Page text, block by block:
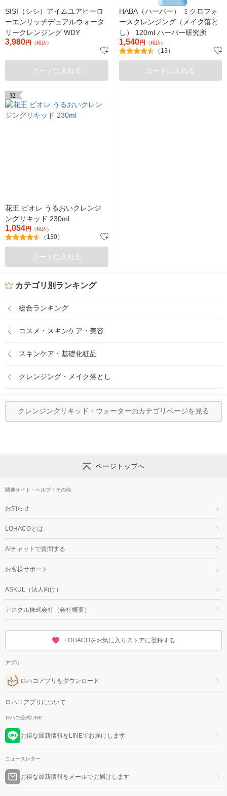
SISI（シシ）アイムユアヒーロ
ーエンリッチデュアルウォータ
リークレンジング WDY
3,980円 （税込）
カートに入れる
HABA（ハーバー） ミクロフォ
ースクレンジング（メイク落と
し） 120ml ハーバー研究所
1,540円 （税込）
（13）
カートに入れる
32
花王 ビオレ うるおいクレンジ
ングリキッド 230ml
1,054円 （税込）
（130）
カートに入れる
カテゴリ別ランキング
総合ランキング
コスメ・スキンケア・美容
スキンケア・基礎化粧品
クレンジング・メイク落とし
クレンジングリキッド・ウォーターのカテゴリページを見る
ページトップへ
関連サイト・ヘルプ・その他
お知らせ
LOHACOとは
AIチャットで質問する
お客様サポート
ASKUL（法人向け）
アスクル株式会社（会社概要）
LOHACOをお気に入りストアに登録する
アプリ
ロハコアプリをダウンロード
ロハコアプリについて
ロハコ公式LINE
お得な最新情報をLINEでお届けします
ニュースレター
お得な最新情報をメールでお届けします